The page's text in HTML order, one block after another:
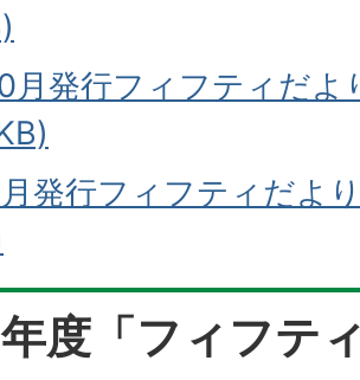
月発行フィフティだよ
発行フィフティだよ
度「フィフテ